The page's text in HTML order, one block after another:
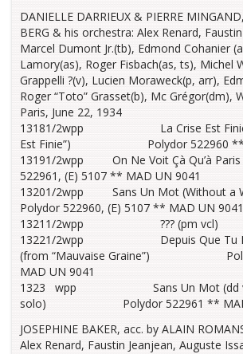
DANIELLE DARRIEUX & PIERRE
BERG & his orchestra: Alex Renard,
Marcel Dumont Jr.(tb), Edmond Cohanier
Lamory(as), Roger Fisbach(as, ts), Michel
Grappelli ?(v), Lucien Moraweck(p, arr),
Roger “Toto” Grasset(b), Mc Grégor(dm),
Paris, June 22, 1934
13181/2wpp La Crise Est Finie
Est Finie”) Polydor 522960 **
13191/2wpp On Ne Voit Çà Qu’à
522961, (E) 5107 ** MAD UN 9041
13201/2wpp Sans Un Mot (Without
Polydor 522960, (E) 5107 ** MAD UN 9041
13211/2wpp ??? (pm vcl)
13221/2wpp Depuis Que Tu
(from “Mauvaise Graine”)
MAD UN 9041
1323 wpp Sans Un Mot (dd
solo) Polydor 522961 ** MAD
JOSEPHINE BAKER, acc. by ALAIN
Alex Renard, Faustin Jeanjean, Auguste